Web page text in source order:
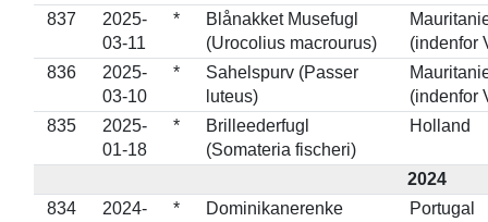
837
2025-
03-11
*
Blånakket Musefugl
(Urocolius macrourus)
(indenfor
836
2025-
03-10
*
Sahelspurv (Passer
luteus)
(indenfor
835
2025-
01-18
*
Brilleederfugl
(Somateria fischeri)
Holland
2024
834
2024-
*
Dominikanerenke
Portugal